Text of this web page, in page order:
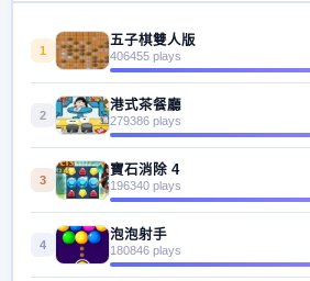
1
五子棋雙人版
406455 plays
2
港式茶餐廳
279386 plays
3
寶石消除 4
196340 plays
4
泡泡射手
180846 plays